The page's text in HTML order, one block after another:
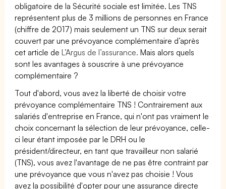
obligatoire de la Sécurité sociale est limitée. Les TNS
représentent plus de 3 millions de personnes en France
(chiffre de 2017) mais seulement un TNS sur deux serait
couvert par une prévoyance complémentaire d’après
cet article deL’Argus de l’assurance. Mais alors quels
sont les avantages à souscrire à une prévoyance
complémentaire ?
Tout d'abord, vous avez la liberté de choisir votre
prévoyance complémentaire TNS ! Contrairement aux
salariés d'entreprise en France, qui n'ont pas vraiment le
choix concernant la sélection de leur prévoyance, celle-
ci leur étant imposée par le DRH ou le
président/directeur, en tant que travailleur non salarié
(TNS), vous avez l'avantage de ne pas être contraint par
une prévoyance que vous n'avez pas choisie ! Vous
avez la possibilité d'opter pour une assurance directe